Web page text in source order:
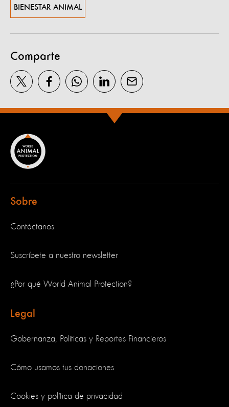
BIENESTAR ANIMAL
Comparte
Sobre
Contáctanos
Suscríbete a nuestro newsletter
¿Por qué World Animal Protection?
Legal
Gobernanza, Políticas y Reportes Financieros
Cómo usamos tus donaciones
Cookies y política de privacidad